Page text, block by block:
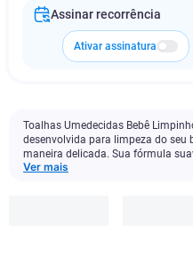
Assinar recorrência
Ativar assinatura
Toalhas Umedecidas Bebê
desenvolvida para limpeza do seu
maneira delicada. Sua fórmula
Ver mais